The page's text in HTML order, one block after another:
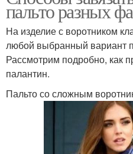
пальто разных
На изделие с воротником
любой выбранный вариант
Рассмотрим подробно, как
палантин.
Пальто со сложным